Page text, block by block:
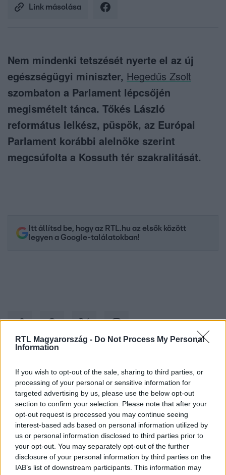
RTL Magyarország - Do Not Process My Personal
Information
If you wish to opt-out of the sale, sharing to third parties, or
processing of your personal or sensitive information for
targeted advertising by us, please use the below opt-out
section to confirm your selection. Please note that after your
opt-out request is processed you may continue seeing
interest-based ads based on personal information utilized by
us or personal information disclosed to third parties prior to
your opt-out. You may separately opt-out of the further
disclosure of your personal information by third parties on the
IAB’s list of downstream participants. This information may
Link másolása
Nem mindenki tetszését nyerte el az új
egészségügyi miniszter, Hegedűs Zsolt
szombaton a Parlament lépcsőjén
megismételt tánca. Tőkés László
református lelkész, püspök, az Európai
Parlament korábbi alelnöke szerint
megcsúfolta a Kossuth tér szakralitását.
Itt állítsd be, hogy az RTL.hu az elsők között
legyen a Google-találatokban!
Kövess minket, és értesülj a friss hírekről a
Facebookon is!